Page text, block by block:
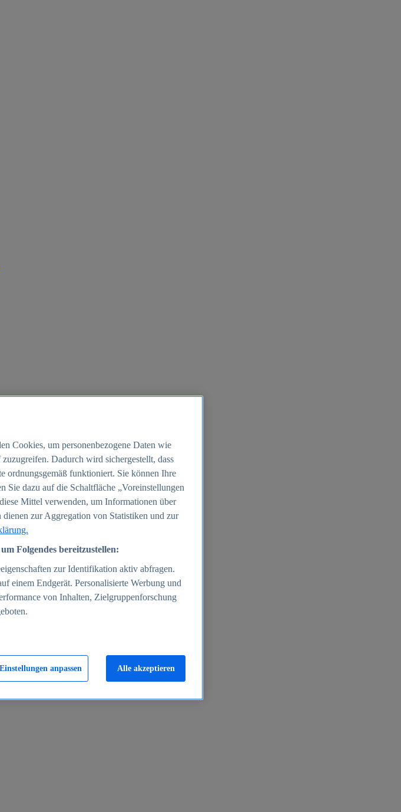
Cookies, um personenbezogene Daten wie
Dadurch wird sichergestellt, dass
ordnungsgemäß funktioniert. Sie können Ihre
Sie dazu auf die Schaltfläche „Voreinstellungen
Mittel verwenden, um Informationen über
zur Aggregation von Statistiken und zur
Folgendes bereitzustellen:
zur Identifikation aktiv abfragen.
einem Endgerät. Personalisierte Werbung und
von Inhalten, Zielgruppenforschung
Einstellungen anpassen Alle akzeptieren